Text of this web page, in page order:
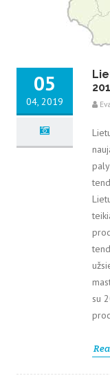
05
04, 2019
su